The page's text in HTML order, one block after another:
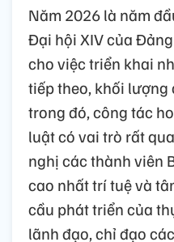
Năm 2026 là năm
Đại hội XIV của
cho việc triển khai
tiếp theo, khối lượng
trong đó, công tác
luật có vai trò rất
nghị các thành viên
cao nhất trí tuệ và
cầu phát triển của
lãnh đạo, chỉ đạo